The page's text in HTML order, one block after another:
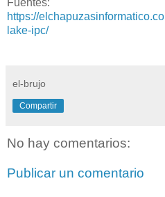
https://
lake-ipc/
el-brujo
Compartir
No hay comentarios:
Publicar un comentario